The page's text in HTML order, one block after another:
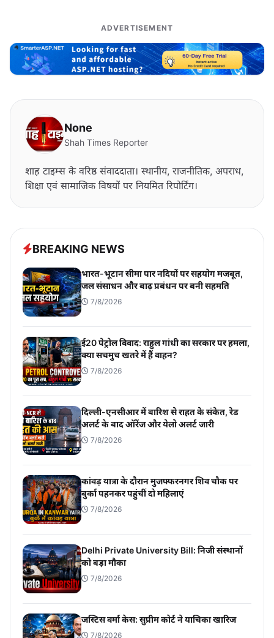
ADVERTISEMENT
None
Shah Times Reporter
शाह टाइम्स के वरिष्ठ संवाददाता। स्थानीय, राजनीतिक, अपराध,
शिक्षा एवं सामाजिक विषयों पर नियमित रिपोर्टिंग।
BREAKING NEWS
भारत-भूटान सीमा पार नदियों पर सहयोग मजबूत,
जल संसाधन और बाढ़ प्रबंधन पर बनी सहमति
7/8/2026
ई20 पेट्रोल विवाद: राहुल गांधी का सरकार पर हमला,
क्या सचमुच खतरे में हैं वाहन?
7/8/2026
दिल्ली-एनसीआर में बारिश से राहत के संकेत, रेड
अलर्ट के बाद ऑरेंज और येलो अलर्ट जारी
7/8/2026
कांवड़ यात्रा के दौरान मुजफ्फरनगर शिव चौक पर
बुर्का पहनकर पहुंचीं दो महिलाएं
7/8/2026
Delhi Private University Bill: निजी संस्थानों
को बड़ा मौका
7/8/2026
जस्टिस वर्मा केस: सुप्रीम कोर्ट ने याचिका खारिज
7/8/2026